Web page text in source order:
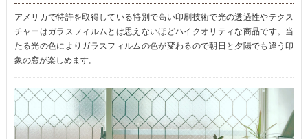
アメリカで特許を取得している特別で高い印刷技術で光の透過性やテクス
チャーはガラスフィルムとは思えないほどハイクオリティな商品です。当
たる光の色によりガラスフィルムの色が変わるので朝日と夕陽でも違う印
象の窓が楽しめます。